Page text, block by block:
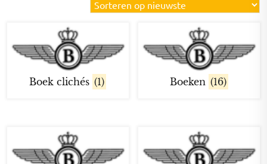
nieuwste
Boek clichés (1) Boeken (16)